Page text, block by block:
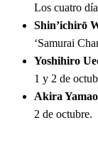
Los cuatro
Shin’ichirō
‘Samurai
Yoshihiro
1 y 2 de
Akira
2 de octubre.